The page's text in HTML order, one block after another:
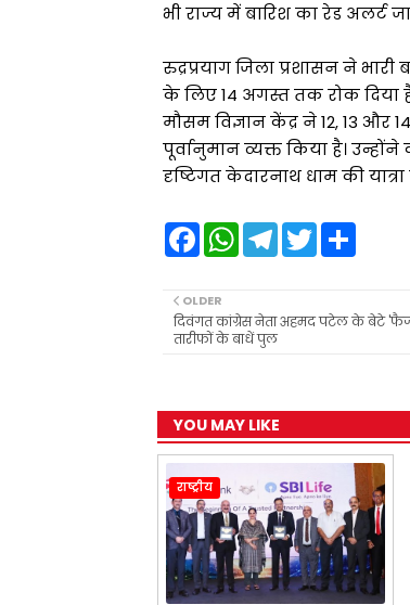
भी राज्य में बारिश का रेड अलर्ट
रुद्रप्रयाग जिला प्रशासन ने
के लिए 14 अगस्त तक रोक दिया
मौसम विज्ञान केंद्र ने 12, 13 और
पूर्वानुमान व्यक्त किया है। उन्होंने
दृष्टिगत केदारनाथ धाम की
F
a
b
o
o
W
A
p
T
e
r
a
T
e
S
OLDER
दिवंगत कांग्रेस नेता अहमद पटेल के बेटे
तारीफों के बाधें पुल
YOU MAY LIKE
राष्ट्रीय